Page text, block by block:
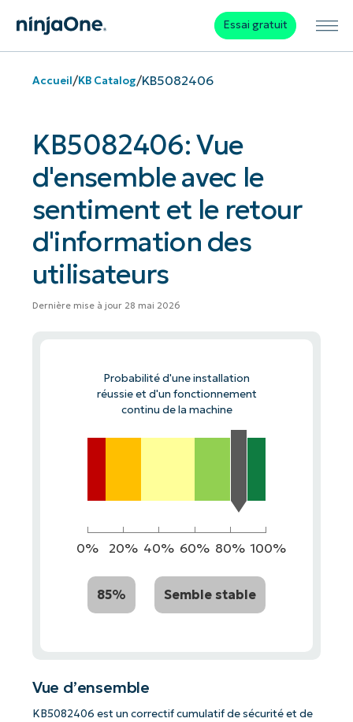
Essai gratuit
Accueil/KB Catalog/KB5082406
KB5082406: Vue
d'ensemble avec le
sentiment et le retour
d'information des
utilisateurs
Dernière mise à jour 28 mai 2026
Probabilité d'une installation
réussie et d'un fonctionnement
continu de la machine
0% 20% 40% 60% 80% 100%
85% Semble stable
Vue d’ensemble
KB5082406 est un correctif cumulatif de sécurité et de